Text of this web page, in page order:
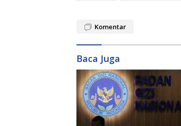
Komentar
Baca Juga